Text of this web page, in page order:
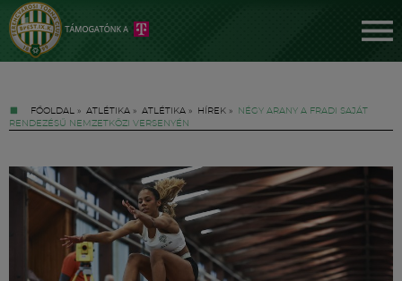
FŐOLDAL » ATLÉTIKA » ATLÉTIKA » HÍREK »
NÉGY ARANY A FRADI SAJÁT
RENDEZÉSŰ NEMZETKÖZI VERSENYÉN
Jegyek